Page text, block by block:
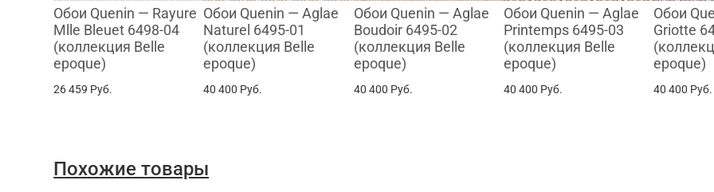
Обои Quenin — Rayure
Mlle Bleuet 6498-04
(коллекция Belle
epoque)
26 459 Руб.
Обои Quenin — Aglae
Naturel 6495-01
(коллекция Belle
epoque)
40 400 Руб.
Обои Quenin — Aglae
Boudoir 6495-02
(коллекция Belle
epoque)
40 400 Руб.
Обои Quenin — Aglae
Printemps 6495-03
(коллекция Belle
epoque)
40 400 Руб.
Обои
Griotte
epoque)
40 400 Руб.
Похожие товары